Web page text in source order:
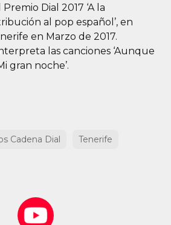
Dial 2017 ‘A la
al pop español’, en
en Marzo de 2017.
las canciones ‘Aunque
gran noche’.
Cadena Dial Tenerife